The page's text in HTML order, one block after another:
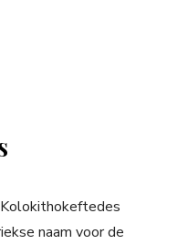
naam voor de